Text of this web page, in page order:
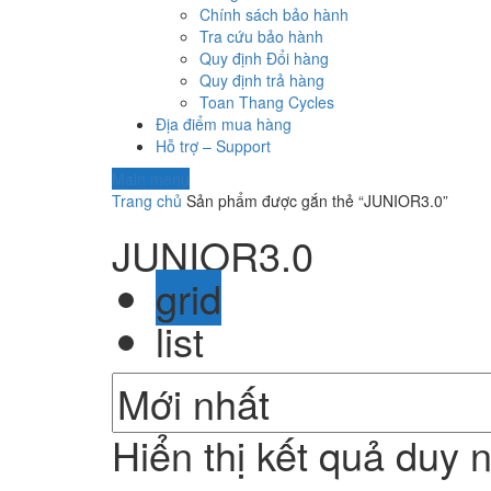
Chính sách bảo hành
Tra cứu bảo hành
Quy định Đổi hàng
Quy định trả hàng
Toan Thang Cycles
Địa điểm mua hàng
Hỗ trợ – Support
Trang chủ Sản phẩm được gắn thẻ “JUNIOR3.0”
JUNIOR3.0
grid
list
Hiển thị kết quả duy